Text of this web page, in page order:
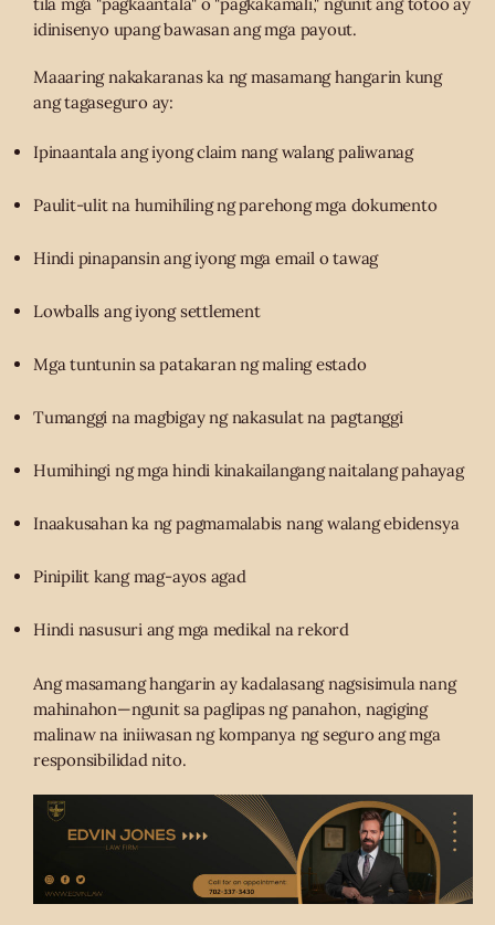
idinisenyo upang bawasan ang mga payout.
Maaaring nakakaranas ka ng masamang hangarin kung
ang tagaseguro ay:
Ipinaantala ang iyong claim nang walang paliwanag
Paulit-ulit na humihiling ng parehong mga dokumento
Hindi pinapansin ang iyong mga email o tawag
Lowballs ang iyong settlement
Mga tuntunin sa patakaran ng maling estado
Tumanggi na magbigay ng nakasulat na pagtanggi
Humihingi ng mga hindi kinakailangang naitalang pahayag
Inaakusahan ka ng pagmamalabis nang walang ebidensya
Pinipilit kang mag-ayos agad
Hindi nasusuri ang mga medikal na rekord
Ang masamang hangarin ay kadalasang nagsisimula nang
mahinahon—ngunit sa paglipas ng panahon, nagiging
malinaw na iniiwasan ng kompanya ng seguro ang mga
responsibilidad nito.